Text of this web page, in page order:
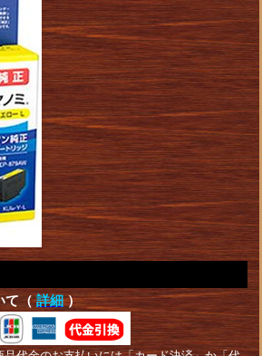
て（ 詳細 ）